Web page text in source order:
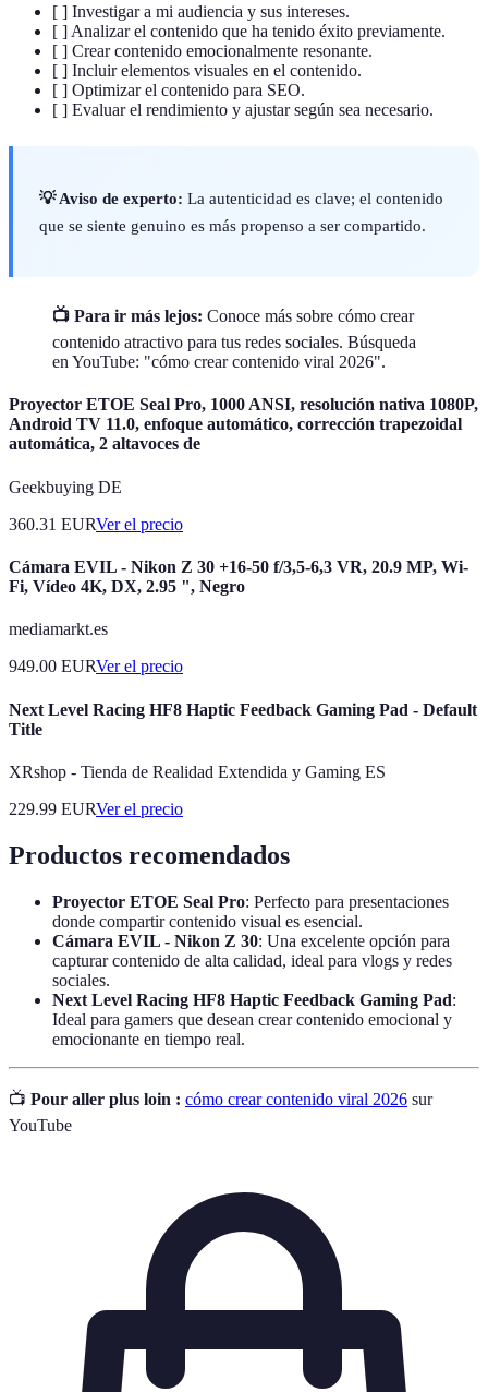
[ ] Investigar a mi audiencia y sus intereses.
[ ] Analizar el contenido que ha tenido éxito previamente.
[ ] Crear contenido emocionalmente resonante.
[ ] Incluir elementos visuales en el contenido.
[ ] Optimizar el contenido para SEO.
[ ] Evaluar el rendimiento y ajustar según sea necesario.
💡 Aviso de experto: La autenticidad es clave; el contenido
que se siente genuino es más propenso a ser compartido.
📺 Para ir más lejos: Conoce más sobre cómo crear
contenido atractivo para tus redes sociales. Búsqueda
en YouTube: "cómo crear contenido viral 2026".
Proyector ETOE Seal Pro, 1000 ANSI, resolución nativa 1080P,
Android TV 11.0, enfoque automático, corrección trapezoidal
automática, 2 altavoces de
Geekbuying DE
360.31 EURVer el precio
Cámara EVIL - Nikon Z 30 +16-50 f/3,5-6,3 VR, 20.9 MP, Wi-
Fi, Vídeo 4K, DX, 2.95 ", Negro
mediamarkt.es
949.00 EURVer el precio
Next Level Racing HF8 Haptic Feedback Gaming Pad - Default
Title
XRshop - Tienda de Realidad Extendida y Gaming ES
229.99 EURVer el precio
Productos recomendados
Proyector ETOE Seal Pro: Perfecto para presentaciones
donde compartir contenido visual es esencial.
Cámara EVIL - Nikon Z 30: Una excelente opción para
capturar contenido de alta calidad, ideal para vlogs y redes
sociales.
Next Level Racing HF8 Haptic Feedback Gaming Pad:
Ideal para gamers que desean crear contenido emocional y
emocionante en tiempo real.
📺 Pour aller plus loin : cómo crear contenido viral 2026 sur
YouTube